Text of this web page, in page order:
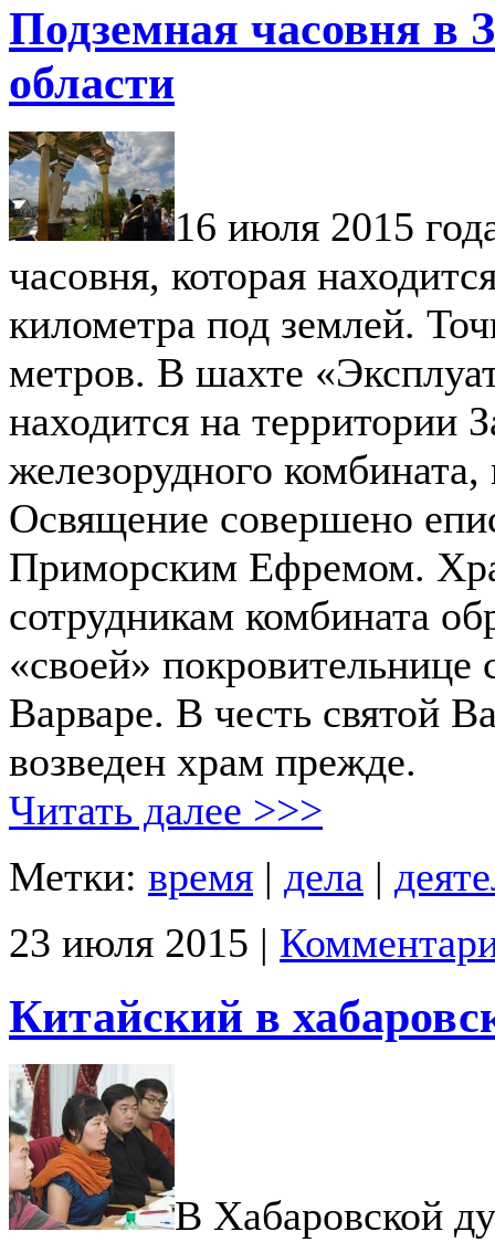
Подземная часовня в
области
16 июля 2015
часовня, которая
километра под землей.
метров. В шахте
находится на территории
железорудного
Освящение совершено
Приморским Ефремом.
сотрудникам комбината
«своей» покровительнице
Варваре. В честь святой
возведен храм прежде.
Читать далее >>>
Метки: время | дела |
23 июля 2015 |
Китайский в
В Хабаровской